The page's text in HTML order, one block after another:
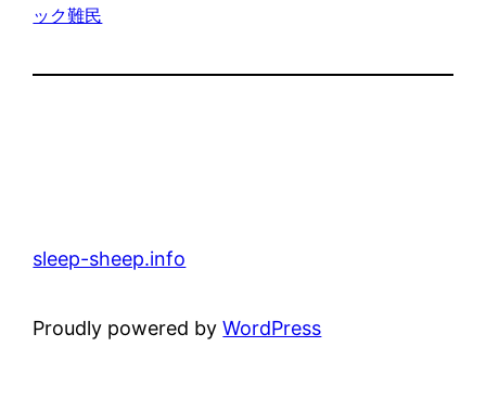
ック難民
sleep-sheep.info
Proudly powered byWordPress